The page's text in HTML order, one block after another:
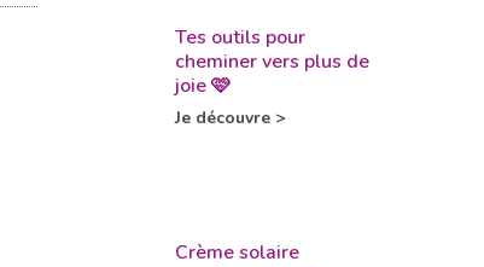
Tes outils pour
cheminer vers plus de
joie 🩷
Je découvre >
Crème solaire